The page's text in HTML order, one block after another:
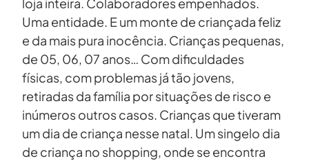
Uma entidade. E um monte de criançada feliz
e da mais pura inocência. Crianças pequenas,
de 05, 06, 07 anos… Com dificuldades
físicas, com problemas já tão jovens,
retiradas da família por situações de risco e
inúmeros outros casos. Crianças que tiveram
um dia de criança nesse natal. Um singelo dia
de criança no shopping, onde se encontra